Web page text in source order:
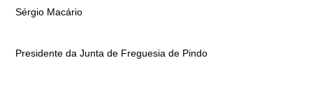
Sérgio Macário
Presidente da Junta de Freguesia de Pindo